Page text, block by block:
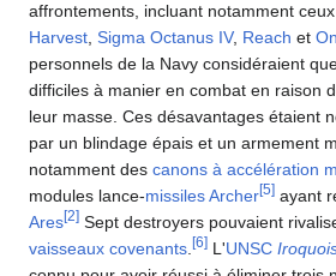
affrontements, incluant notamment
Harvest Sigma Octanus IV, Reach et
personnels de la Navy considéraient
difficiles à manier en combat en raison
leur masse. Ces désavantages étaient
par un blindage épais et un armement
notamment des canons à accélération
modules lance-missiles Archer[5] ayant
Ares[2] Sept destroyers pouvaient
vaisseaux covenants [6] L'UNSC